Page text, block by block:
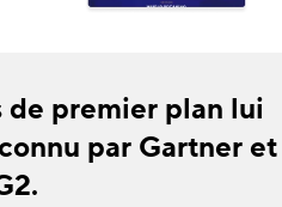
de premier plan lui
par Gartner et